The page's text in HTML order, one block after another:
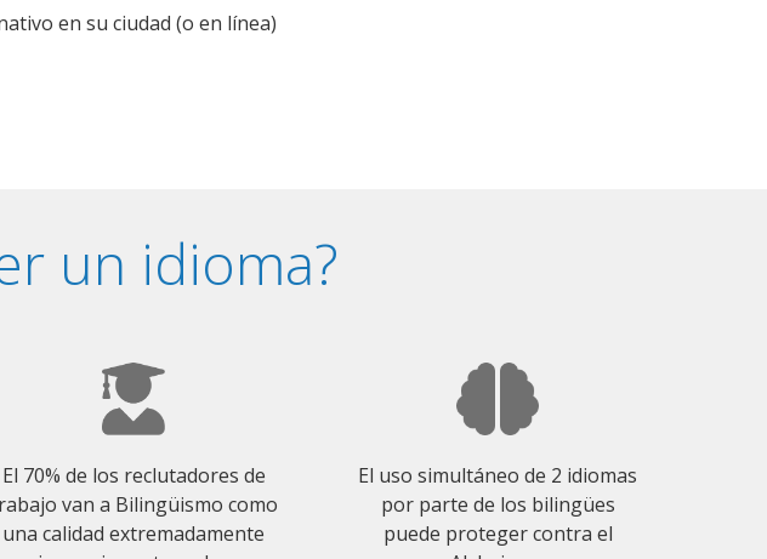
en su ciudad (o en línea)
un idioma?
El 70% de los reclutadores de
van a Bilingüismo como
una calidad extremadamente
El uso simultáneo de 2 idiomas
por parte de los bilingües
puede proteger contra el